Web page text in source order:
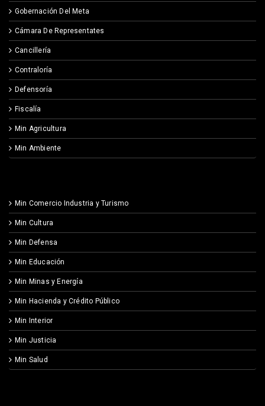
Gobernación Del Meta
Cámara De Representates
Cancillería
Contraloría
Defensoría
Fiscalía
Min Agricultura
Min Ambiente
Min Comercio Industria y Turismo
Min Cultura
Min Defensa
Min Educación
Min Minas y Energía
Min Hacienda y Crédito Público
Min Interior
Min Justicia
Min Salud